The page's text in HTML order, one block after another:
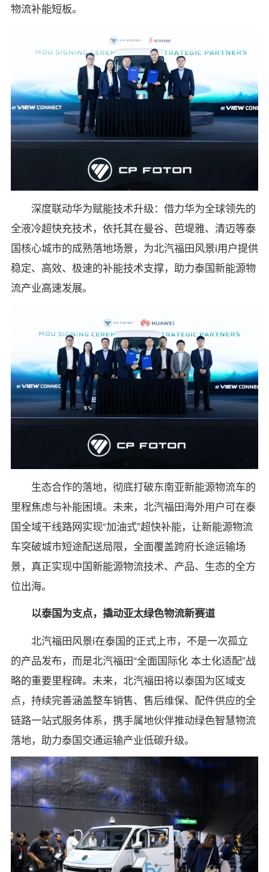
物流补能短板。
深度联动华为赋能技术升级：借力华为全球领先的
全液冷超快充技术，依托其在曼谷、芭堤雅、清迈等泰
国核心城市的成熟落地场景，为北汽福田风景i用户提供
稳定、高效、极速的补能技术支撑，助力泰国新能源物
流产业高速发展。
生态合作的落地，彻底打破东南亚新能源物流车的
里程焦虑与补能困境。未来，北汽福田海外用户可在泰
国全域干线路网实现“加油式”超快补能，让新能源物流
车突破城市短途配送局限，全面覆盖跨府长途运输场
景，真正实现中国新能源物流技术、产品、生态的全方
位出海。
以泰国为支点，撬动亚太绿色物流新赛道
北汽福田风景i在泰国的正式上市，不是一次孤立
的产品发布，而是北汽福田“全面国际化 本土化适配”战
略的重要里程碑。未来，北汽福田将以泰国为区域支
点，持续完善涵盖整车销售、售后维保、配件供应的全
链路一站式服务体系，携手属地伙伴推动绿色智慧物流
落地，助力泰国交通运输产业低碳升级。